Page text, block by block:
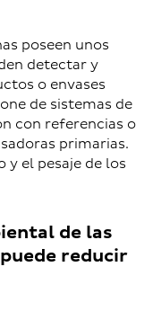
poseen unos
detectar y
o envases
de sistemas de
con referencias o
primarias.
y el pesaje de los
de las
reducir